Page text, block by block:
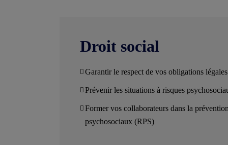
Droit social
Garantir le respect de vos obligations
Prévenir les situations à risques
Former vos collaborateurs dans la
psychosociaux (RPS)